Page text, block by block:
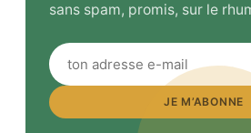
sans spam, promis, sur le
JE M’ABONNE